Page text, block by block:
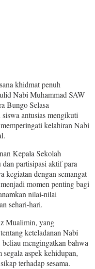
khidmat penuh
Nabi Muhammad SAW
Bungo Selasa
antusias mengikuti
kelahiran Nabi
Kepala Sekolah
partisipasi aktif para
kegiatan dengan semangat
momen penting bagi
nilai-nilai
sehari-hari.
Mualimin, yang
keteladanan Nabi
mengingatkan bahwa
aspek kehidupan,
terhadap sesama.